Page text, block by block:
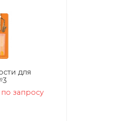
для
запросу